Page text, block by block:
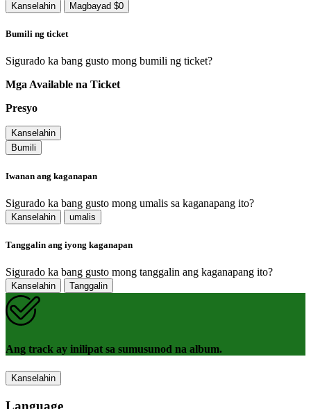
Kanselahin Magbayad $0
Bumili ng ticket
Sigurado ka bang gusto mong bumili ng ticket?
Mga Available na Ticket
Presyo
Kanselahin
Bumili
Iwanan ang kaganapan
Sigurado ka bang gusto mong umalis sa kaganapang ito?
Kanselahin umalis
Tanggalin ang iyong kaganapan
Sigurado ka bang gusto mong tanggalin ang kaganapang ito?
Kanselahin Tanggalin
Ang track ay inilipat sa sumusunod na album.
Kanselahin
Language